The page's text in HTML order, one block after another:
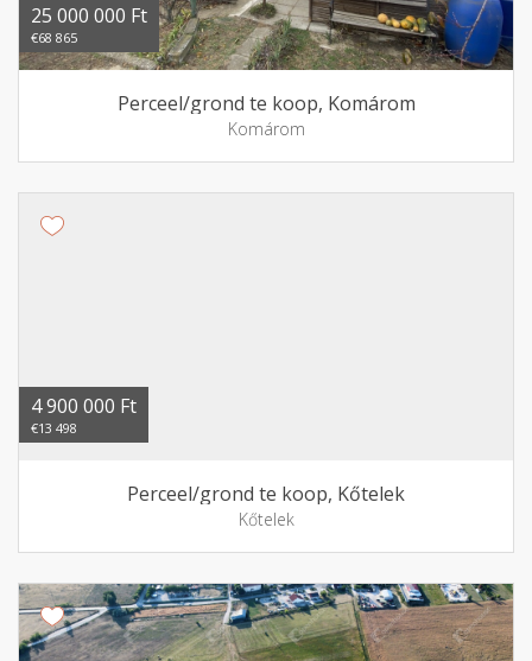
25 000 000 Ft
€68 865
Perceel/grond te koop, Komárom
Komárom
4 900 000 Ft
€13 498
Perceel/grond te koop, Kőtelek
Kőtelek